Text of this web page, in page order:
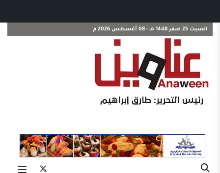
السبت 25 صفر 1448 هـ - 08 أغسطس 2026 م